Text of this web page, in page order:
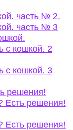
часть № 2.
часть № 3
с кошкой. 2
с кошкой. 3
решения!
Есть решения!
Есть решения!